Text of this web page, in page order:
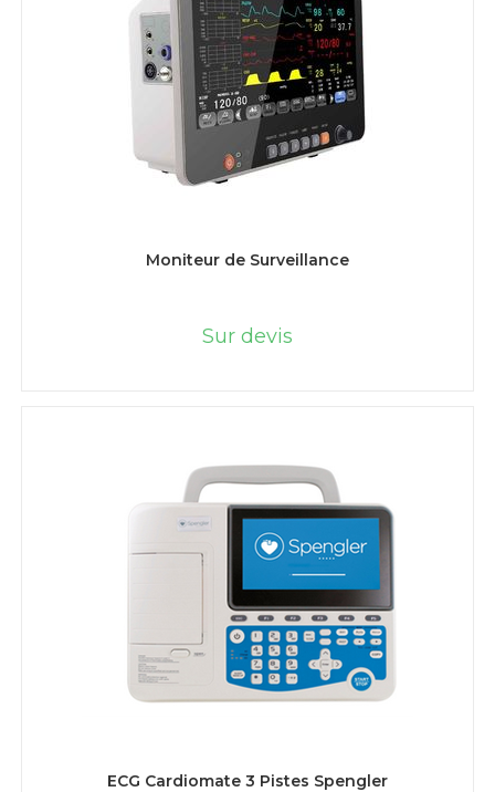
Moniteur de Surveillance
Sur devis
ECG Cardiomate 3 Pistes Spengler